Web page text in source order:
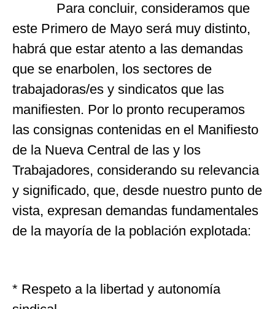
Para concluir, consideramos que
este Primero de Mayo será muy distinto,
habrá que estar atento a las demandas
que se enarbolen, los sectores de
trabajadoras/es y sindicatos que las
manifiesten. Por lo pronto recuperamos
las consignas contenidas en el Manifiesto
de la Nueva Central de las y los
Trabajadores, considerando su relevancia
y significado, que, desde nuestro punto de
vista, expresan demandas fundamentales
de la mayoría de la población explotada:
* Respeto a la libertad y autonomía